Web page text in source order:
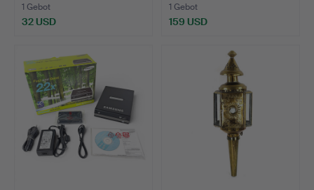
1 Gebot
32 USD
1 Gebot
159 USD